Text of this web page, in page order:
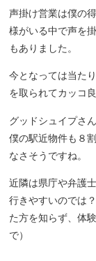
声掛け営業は僕の
様がいる中で声を
もありました。
今となっては当た
を取られてカッコ
グッドシュイプさ
僕の駅近物件も８
なさそうですね。
近隣は県庁や弁護
行きやすいのでは
た方を知らず、体
で）